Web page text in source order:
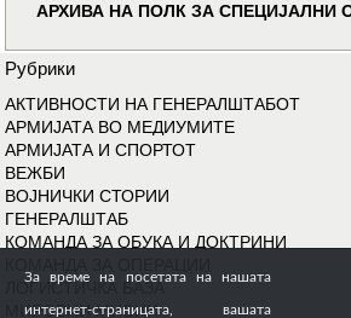
АРХИВА НА ПОЛК ЗА СПЕЦИЈАЛНИ
Рубрики
АКТИВНОСТИ НА ГЕНЕРАЛШТАБОТ
АРМИЈАТА ВО МЕДИУМИТЕ
АРМИЈАТА И СПОРТОТ
ВЕЖБИ
ВОЈНИЧКИ СТОРИИ
ГЕНЕРАЛШТАБ
КОМАНДА ЗА ОБУКА И ДОКТРИНИ
ЛОГИСТИЧКА БАЗА
МИРОВНИ МИСИИ
За време на посетата на нашата
интернет-страницата, вашата